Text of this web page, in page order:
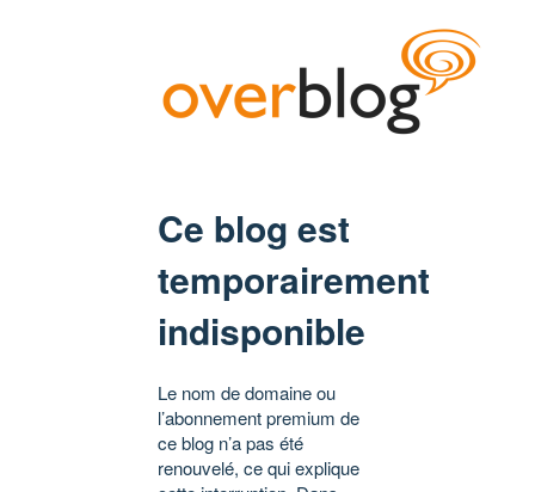
Ce blog est
temporairement
indisponible
Le nom de domaine ou
l’abonnement premium de
ce blog n’a pas été
renouvelé, ce qui explique